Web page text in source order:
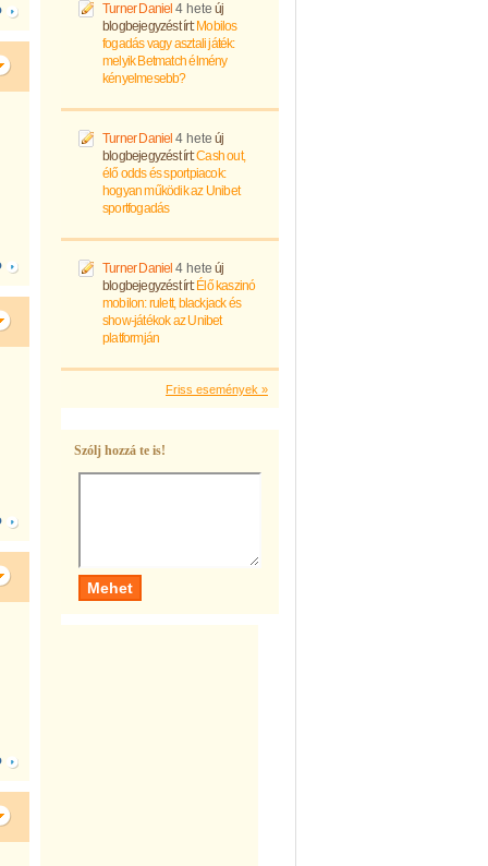
Turner Daniel 4 hete új
blogbejegyzést írt: Mobilos
fogadás vagy asztali játék:
melyik Betmatch élmény
kényelmesebb?
Turner Daniel 4 hete új
blogbejegyzést írt:Cash out,
élő odds és sportpiacok:
hogyan működik az Unibet
sportfogadás
Turner Daniel 4 hete új
blogbejegyzést írt: Élő kaszinó
mobilon: rulett, blackjack és
show-játékok az Unibet
platformján
Friss események »
Szólj hozzá te is!